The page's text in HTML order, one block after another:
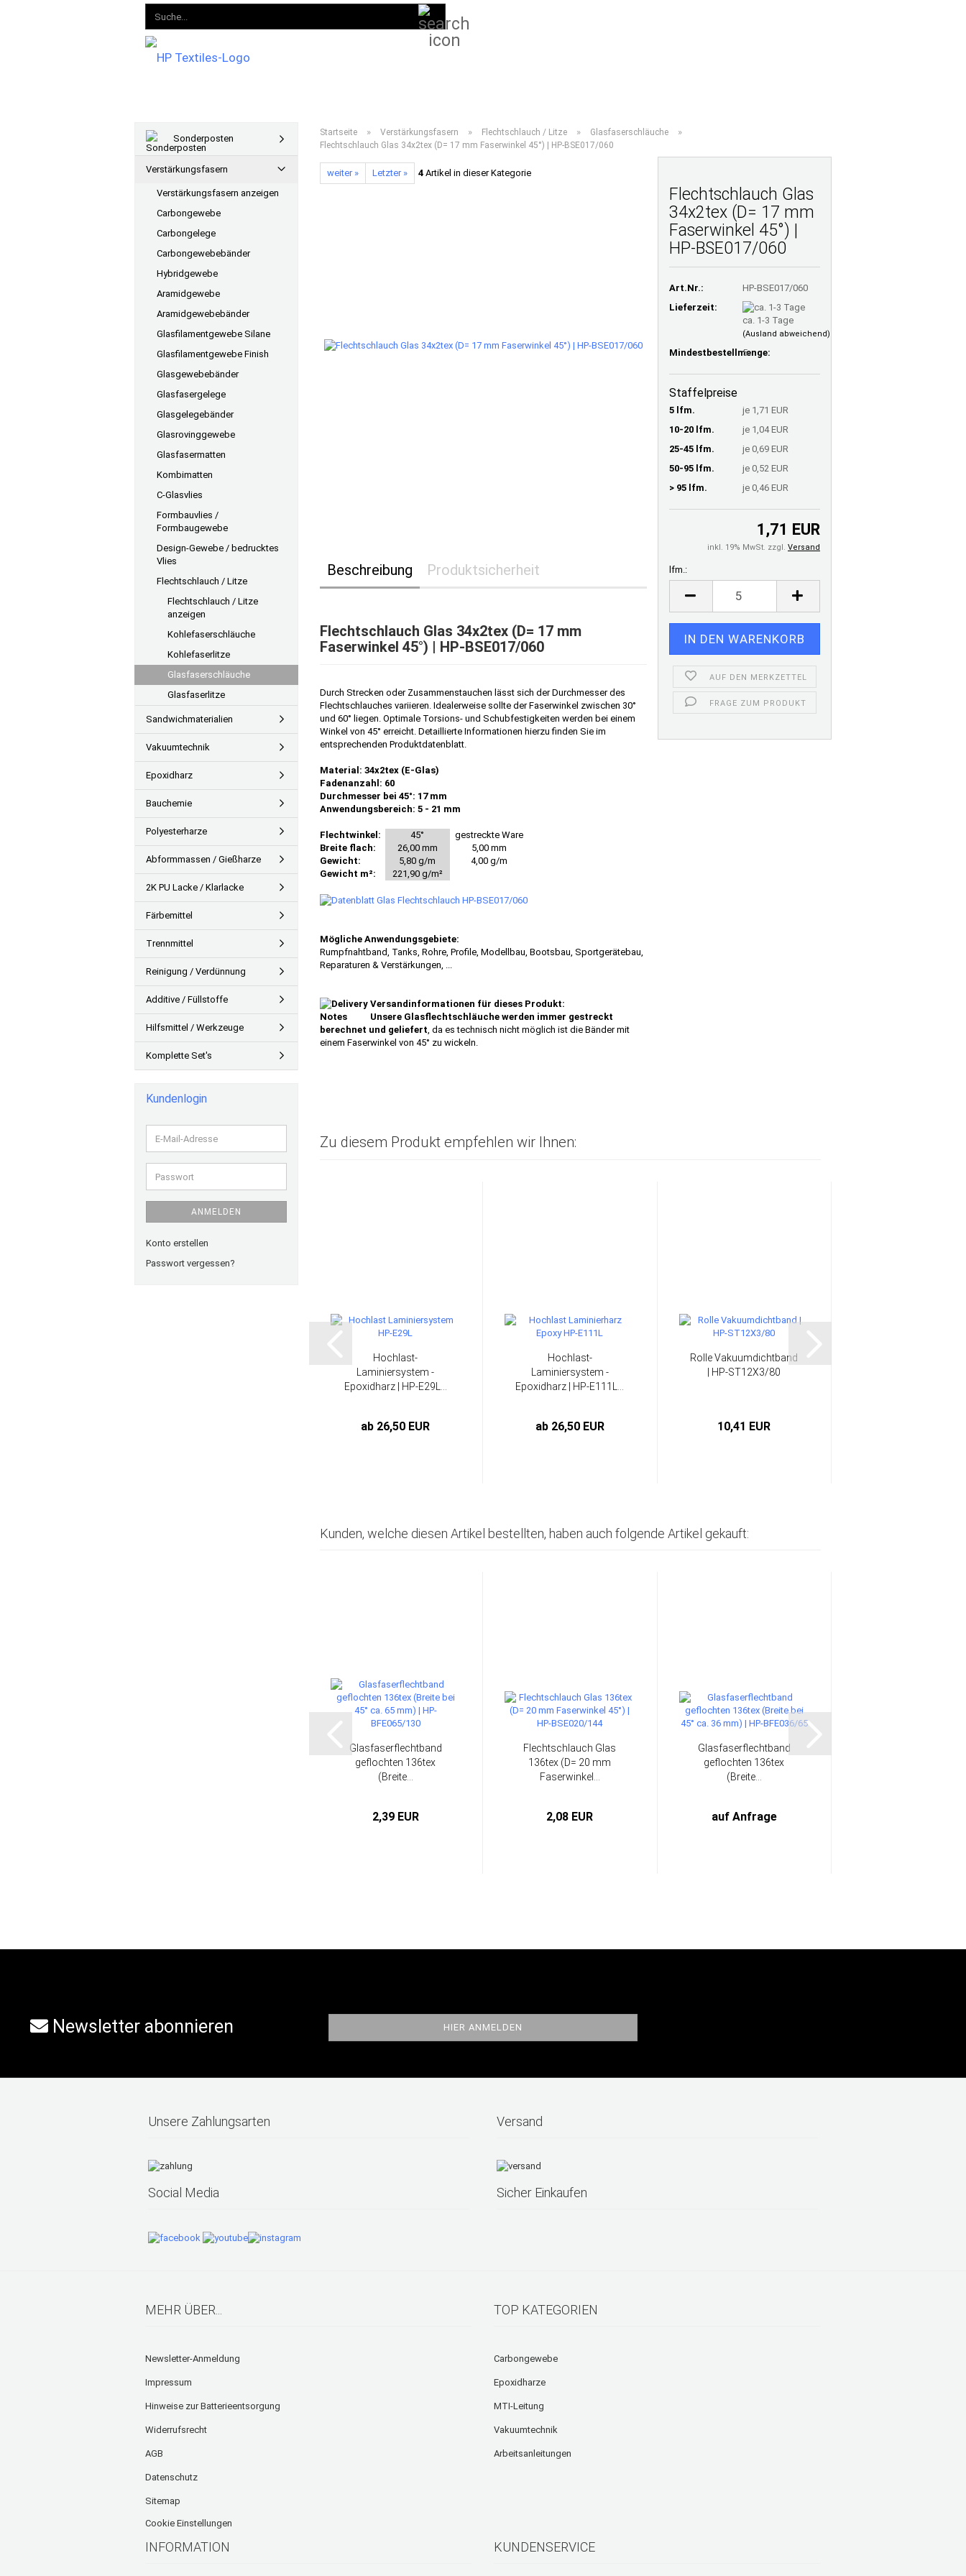
Startseite » Verstärkungsfasern » Flechtschlauch / Litze » Glasfaserschläuche »
Flechtschlauch Glas 34x2tex (D= 17 mm Faserwinkel 45°) | HP-BSE017/060
weiter » Letzter » 4Artikel in dieser Kategorie
Flechtschlauch Glas
34x2tex (D= 17 mm
Faserwinkel 45°) |
HP-BSE017/060
Art.Nr.:
HP-BSE017/060
Lieferzeit:
ca. 1-3 Tage
(Ausland abweichend)
Mindestbestellmenge:
5
Staffelpreise
5 lfm.
je 1,71 EUR
10-20 lfm.
je 1,04 EUR
25-45 lfm.
je 0,69 EUR
50-95 lfm.
je 0,52 EUR
> 95 lfm.
je 0,46 EUR
1,71 EUR
inkl. 19% MwSt. zzgl. Versand
lfm.:
AUF DEN MERKZETTEL
FRAGE ZUM PRODUKT
Beschreibung Produktsicherheit
Flechtschlauch Glas 34x2tex (D= 17 mm
Faserwinkel 45°) | HP-BSE017/060
Durch Strecken oder Zusammenstauchen lässt sich der Durchmesser des
Flechtschlauches variieren. Idealerweise sollte der Faserwinkel zwischen 30°
und 60° liegen. Optimale Torsions- und Schubfestigkeiten werden bei einem
Winkel von 45° erreicht. Detaillierte Informationen hierzu finden Sie im
entsprechenden Produktdatenblatt.
Material: 34x2tex (E-Glas)
Fadenanzahl: 60
Durchmesser bei 45°: 17 mm
Anwendungsbereich: 5 - 21 mm
Flechtwinkel: 45°
gestreckte Ware
Breite flach:
26,00 mm
5,00 mm
Gewicht:
5,80 g/m
4,00 g/m
Gewicht m²:
221,90 g/m²
Mögliche Anwendungsgebiete:
Rumpfnahtband, Tanks, Rohre, Profile, Modellbau, Bootsbau, Sportgerätebau,
Reparaturen & Verstärkungen, ...
Versandinformationen für dieses Produkt:
Unsere Glasflechtschläuche werden immer gestreckt
berechnet und geliefert , da es technisch nicht möglich ist die Bänder mit
einem Faserwinkel von 45° zu wickeln.
Zu diesem Produkt empfehlen wir Ihnen:
Hochlast-
Laminiersystem -
Epoxidharz | HP-E29L...
ab 26,50 EUR
Hochlast-
Laminiersystem -
Epoxidharz | HP-E111L...
ab 26,50 EUR
Rolle Vakuumdichtband
| HP-ST12X3/80
10,41 EUR
Kunden, welche diesen Artikel bestellten, haben auch folgende Artikel gekauft:
Glasfaserflechtband
geflochten 136tex
(Breite...
2,39 EUR
Flechtschlauch Glas
136tex (D= 20 mm
Faserwinkel...
2,08 EUR
Glasfaserflechtband
geflochten 136tex
(Breite...
auf Anfrage
Sonderposten
Verstärkungsfasern
Verstärkungsfasern anzeigen
Carbongewebe
Carbongelege
Carbongewebebänder
Hybridgewebe
Aramidgewebe
Aramidgewebebänder
Glasfilamentgewebe Silane
Glasfilamentgewebe Finish
Glasgewebebänder
Glasfasergelege
Glasgelegebänder
Glasrovinggewebe
Glasfasermatten
Kombimatten
C-Glasvlies
Formbauvlies /
Formbaugewebe
Design-Gewebe / bedrucktes
Vlies
Flechtschlauch / Litze
Flechtschlauch / Litze
anzeigen
Kohlefaserschläuche
Kohlefaserlitze
Glasfaserschläuche
Glasfaserlitze
Sandwichmaterialien
Vakuumtechnik
Epoxidharz
Bauchemie
Polyesterharze
Abformmassen / Gießharze
2K PU Lacke / Klarlacke
Färbemittel
Trennmittel
Reinigung / Verdünnung
Additive / Füllstoffe
Hilfsmittel / Werkzeuge
Komplette Set's
Kundenlogin
E-
Mail-
Adresse
Passwort
ANMELDEN
Konto erstellen
Passwort vergessen?
Newsletter abonnieren
Unsere Zahlungsarten Versand
Social Media Sicher Einkaufen
MEHR ÜBER...
Newsletter-Anmeldung
Impressum
Hinweise zur Batterieentsorgung
Widerrufsrecht
AGB
Datenschutz
Sitemap
Cookie Einstellungen
TOP KATEGORIEN
Carbongewebe
Epoxidharze
MTI-Leitung
Vakuumtechnik
Arbeitsanleitungen
INFORMATION KUNDENSERVICE